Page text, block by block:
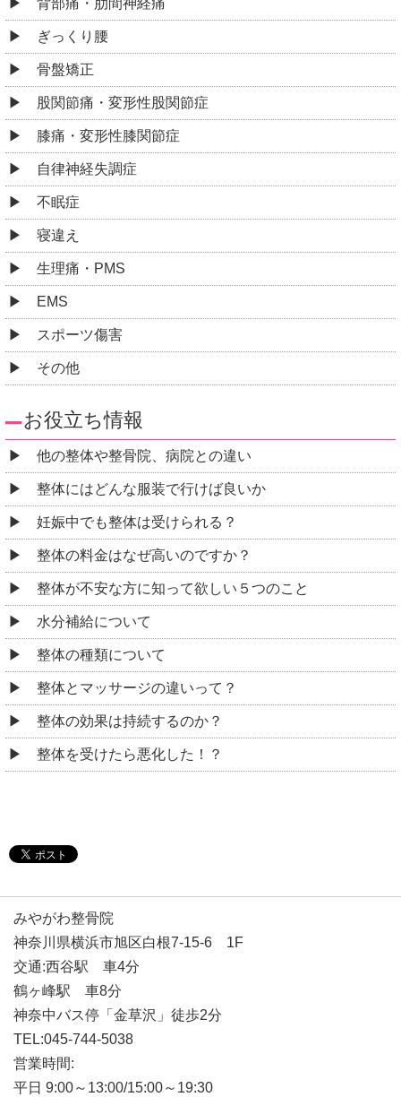
ぎっくり腰
骨盤矯正
股関節痛・変形性股関節症
膝痛・変形性膝関節症
自律神経失調症
不眠症
寝違え
生理痛・PMS
EMS
スポーツ傷害
その他
お役立ち情報
他の整体や整骨院、病院との違い
整体にはどんな服装で行けば良いか
妊娠中でも整体は受けられる？
整体の料金はなぜ高いのですか？
整体が不安な方に知って欲しい５つのこと
水分補給について
整体の種類について
整体とマッサージの違いって？
整体の効果は持続するのか？
整体を受けたら悪化した！？
みやがわ整骨院
神奈川県横浜市旭区白根7-15-6 1F
交通:西谷駅 車4分
鶴ヶ峰駅 車8分
神奈中バス停「金草沢」徒歩2分
TEL:045-744-5038
営業時間:
平日 9:00～13:00/15:00～19:30